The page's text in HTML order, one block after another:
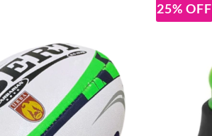
25% OFF